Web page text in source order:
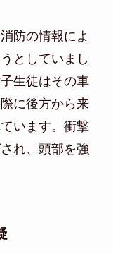
防の情報によ
としていまし
生徒はその車
に後方から来
います。衝撃
れ、頭部を強